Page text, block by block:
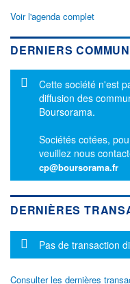
Voir l'agenda complet
DERNIERS
Message
Cette société n'est
diffusion des
Boursorama.
Sociétés cotées,
veuillez nous
cp@boursorama.fr
DERNIÈRES
Message
Pas de transaction
Consulter les dernières